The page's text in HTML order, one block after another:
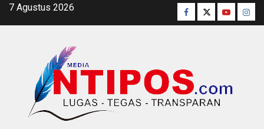
Skip7 Agustus 2026 Facebook
TwitterYoutube